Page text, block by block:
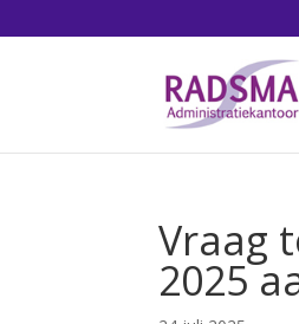
Vraag
2025